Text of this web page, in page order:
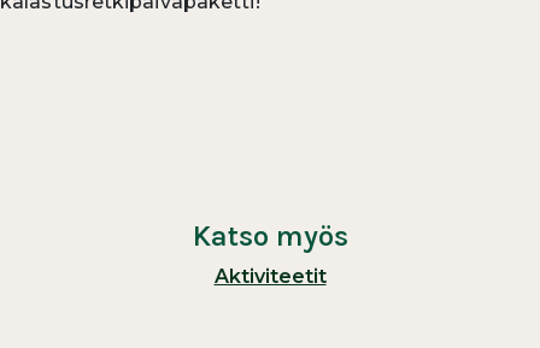
Katso myös
Aktiviteetit